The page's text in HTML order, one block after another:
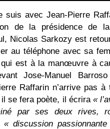
suis avec Jean-Pierre
de la présidence de la
Nicolas Sarkozy est
au téléphone avec sa
qui est à la manœuvre à
Jose-Manuel
Raffarin n’arrive pas
il se fera poète, il écrira «
par ses deux rives,
« discussion